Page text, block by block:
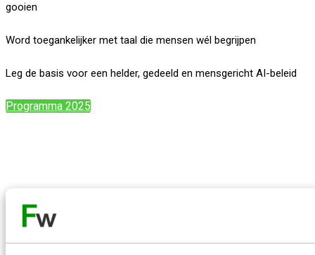
gooien
Word toegankelijker met taal die mensen wél begrijpen
Leg de basis voor een helder, gedeeld en mensgericht AI-beleid
Programma 2025